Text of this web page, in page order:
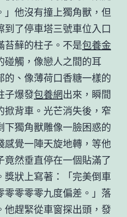
」他沒有撞上獨角獸，但
了停車塔三號車位入口
苔蘚的柱子。不是包養金
碰觸，像戀人之間的耳
的、像薄荷口香糖一樣的
子爆發包養網出來，瞬間
掀背車。光芒消失後，窄
下獨角獸雕像一臉困惑的
感覺一陣天旋地轉，等他
竟然垂直停在一個貼滿了
獎狀上寫著：「完美倒車
零零零九度偏差。」落
他趕緊從車窗探出頭，發